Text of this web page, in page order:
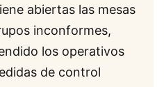
abiertas las mesas
inconformes,
los operativos
de control